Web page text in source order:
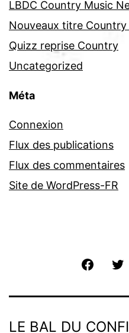
LBDC Country Music
Nouveaux titre Country
Quizz reprise Country
Uncategorized
Méta
Connexion
Flux des publications
Flux des commentaires
Site de WordPress-FR
LE BAL DU